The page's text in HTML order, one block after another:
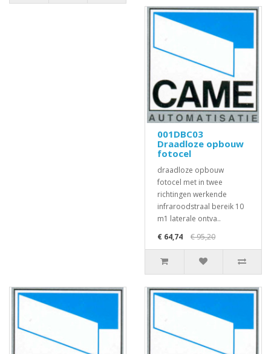
001DBC03
Draadloze opbouw
fotocel
draadloze opbouw
fotocel met in twee
richtingen werkende
infraroodstraal bereik 10
m1 laterale ontva..
€ 64,74
€ 95,20